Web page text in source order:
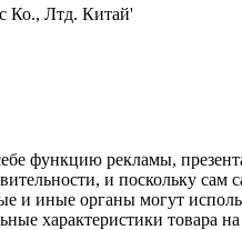
Ко., Лтд. Китай'
функцию рекламы,
и поскольку
и иные органы могут
характеристики товара